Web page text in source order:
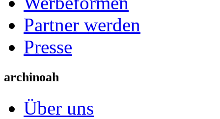
Partner werden
Presse
archinoah
Über uns